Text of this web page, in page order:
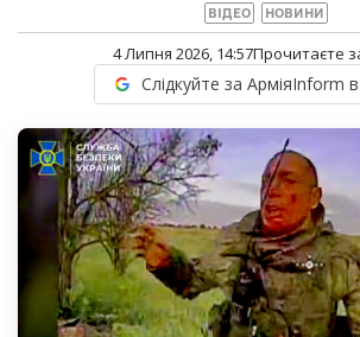
ВІДЕО НОВИНИ
4 Липня 2026, 14:57Прочитаєте
Слідкуйте за АрміяInform